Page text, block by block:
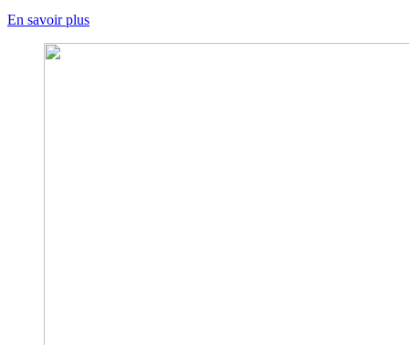
En savoir plus